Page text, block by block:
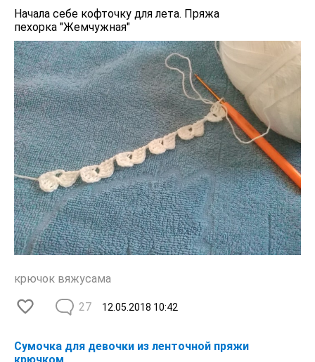
Начала себе кофточку для лета. Пряжа
пехорка "Жемчужная"
крючок вяжусама
12.05.2018 10:42
27
Сумочка для девочки из ленточной пряжи